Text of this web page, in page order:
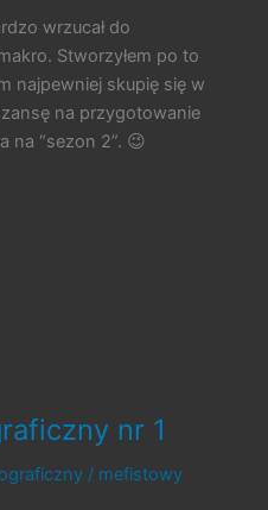
wrzucał do
Stworzyłem po to
najpewniej skupię się w
na przygotowanie
na “sezon 2”. 😉
nr 1
/ mefistowy